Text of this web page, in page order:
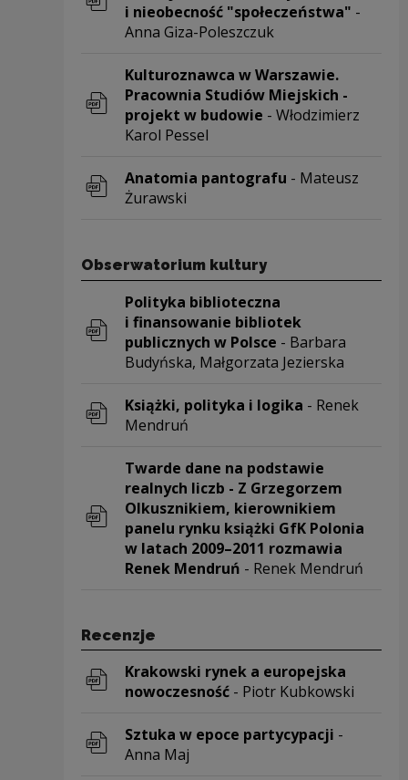
i nieobecność "społeczeństwa" -
Anna Giza-Poleszczuk
Kulturoznawca w Warszawie.
Pracownia Studiów Miejskich -
projekt w budowie - Włodzimierz
Karol Pessel
Anatomia pantografu - Mateusz
Żurawski
Obserwatorium kultury
Polityka biblioteczna
i finansowanie bibliotek
publicznych w Polsce - Barbara
Budyńska, Małgorzata Jezierska
Książki, polityka i logika - Renek
Mendruń
Twarde dane na podstawie
realnych liczb - Z Grzegorzem
Olkusznikiem, kierownikiem
panelu rynku książki GfK Polonia
w latach 2009–2011 rozmawia
Renek Mendruń - Renek Mendruń
Recenzje
Krakowski rynek a europejska
nowoczesność- Piotr Kubkowski
Sztuka w epoce partycypacji -
Anna Maj